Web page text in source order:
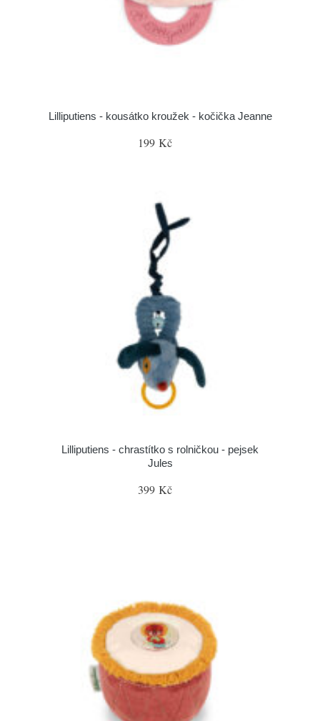
Lilliputiens - kousátko kroužek - kočička Jeanne
199 Kč
Lilliputiens - chrastítko s rolničkou - pejsek
Jules
399 Kč